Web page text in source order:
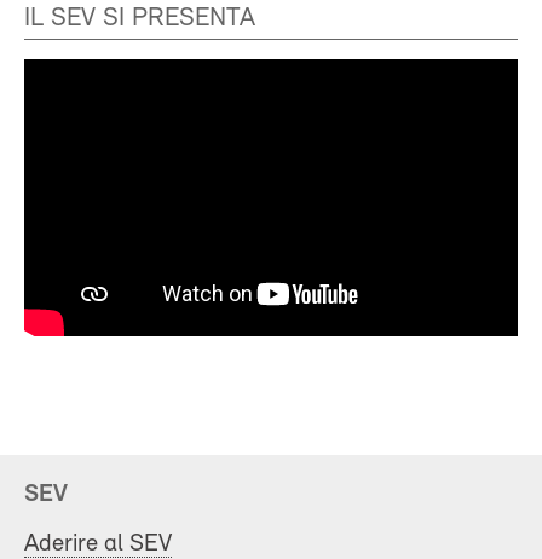
IL SEV SI PRESENTA
SEV
Aderire al SEV